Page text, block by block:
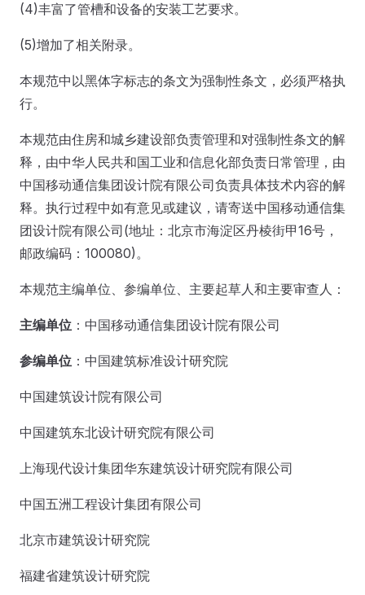
(4)丰富了管槽和设备的安装工艺要求。
(5)增加了相关附录。
本规范中以黑体字标志的条文为强制性条文，必须严格执
行。
本规范由住房和城乡建设部负责管理和对强制性条文的解
释，由中华人民共和国工业和信息化部负责日常管理，由
中国移动通信集团设计院有限公司负责具体技术内容的解
释。执行过程中如有意见或建议，请寄送中国移动通信集
团设计院有限公司(地址：北京市海淀区丹棱街甲16号，
邮政编码：100080)。
本规范主编单位、参编单位、主要起草人和主要审查人：
主编单位 ：中国移动通信集团设计院有限公司
参编单位 ：中国建筑标准设计研究院
中国建筑设计院有限公司
中国建筑东北设计研究院有限公司
上海现代设计集团华东建筑设计研究院有限公司
中国五洲工程设计集团有限公司
北京市建筑设计研究院
福建省建筑设计研究院